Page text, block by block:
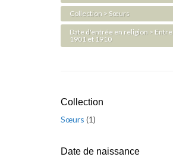
Collection > Sœurs
Date d'entrée en religion > Entre
1901 et 1910
Collection
Sœurs (1)
Date de naissance